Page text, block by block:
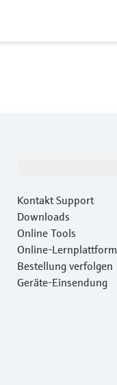
Kontakt Support
Downloads
Online Tools
Online-Lernplattform
Bestellung verfolgen
Geräte‑Einsendung